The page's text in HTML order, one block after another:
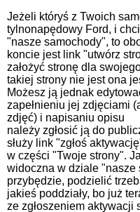
Jeżeli któryś z Twoich
tylnonapędowy Ford, i
"nasze samochody", to
koncie jest link "utwórz
założyć stronę dla
takiej strony nie jest ona
Możesz ją jednak
zapełnieniu jej zdjęciami
zdjęć) i napisaniu opisu
należy zgłosić ją do
służy link "zgłoś
w części "Twoje strony".
widoczna w dziale "nasze
przybędzie, podzielić
jakieś poddziały, bo już
ze zgłoszeniem aktywacji